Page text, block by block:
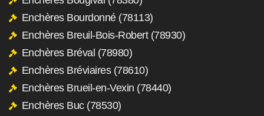
Enchères Bourdonné (78113)
Enchères Breuil-Bois-Robert (78930)
Enchères Bréval (78980)
Enchères Bréviaires (78610)
Enchères Brueil-en-Vexin (78440)
Enchères Buc (78530)